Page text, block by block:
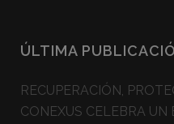
ÚLTIMA
RECUPERACIÓN,
CONEXUS CELEBRA